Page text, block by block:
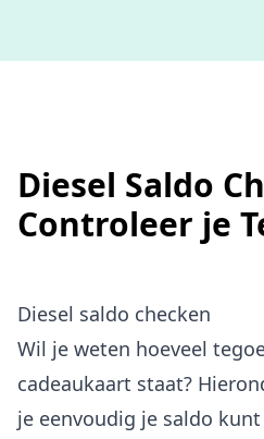
Diesel Saldo
Controleer je
Diesel saldo checken
Wil je weten hoeveel
cadeaukaart staat?
je eenvoudig je saldo